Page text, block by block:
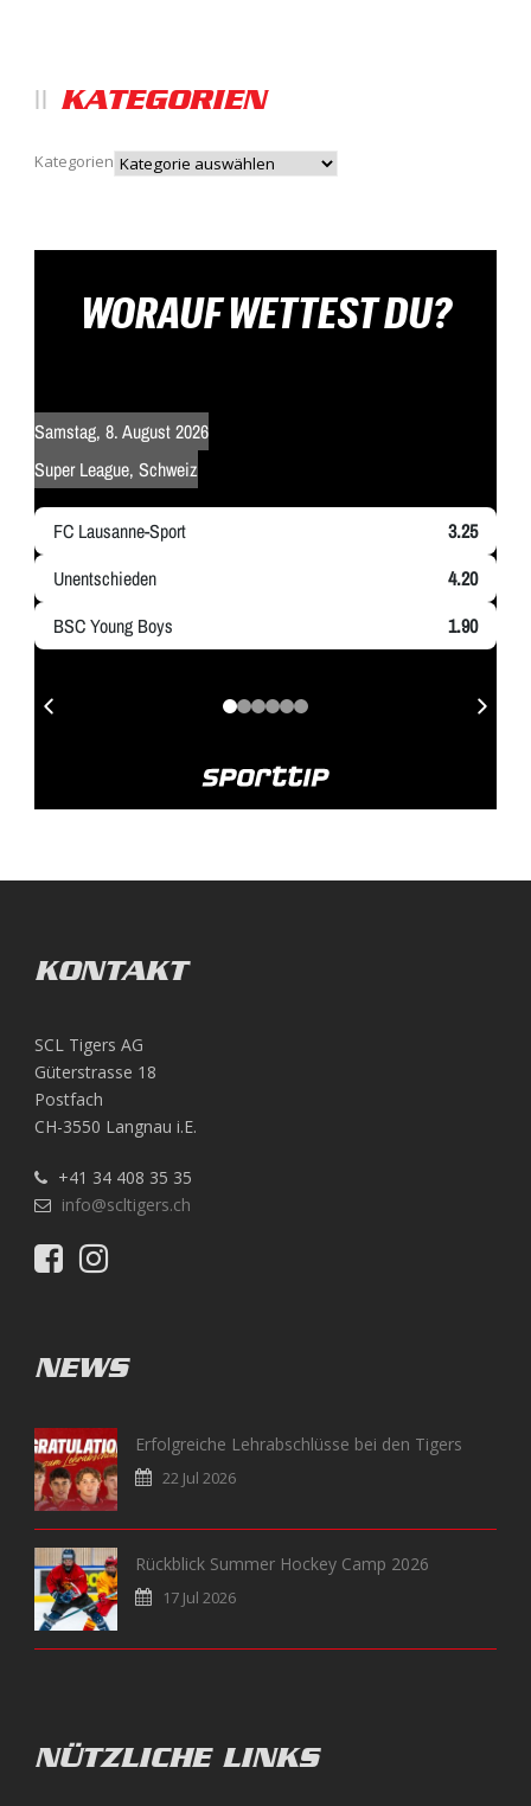
KATEGORIEN
Kategorien
KONTAKT
SCL Tigers AG
Güterstrasse 18
Postfach
CH-3550 Langnau i.E.
+41 34 408 35 35
info@scltigers.ch
NEWS
Erfolgreiche Lehrabschlüsse bei den Tigers
22 Jul 2026
Rückblick Summer Hockey Camp 2026
17 Jul 2026
NÜTZLICHE LINKS